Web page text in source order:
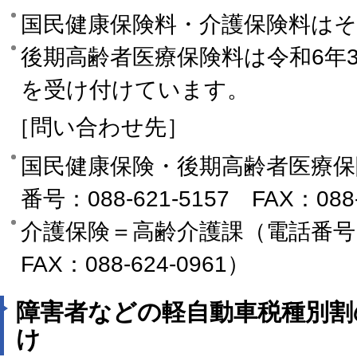
国民健康保険料・介護保険料は
後期高齢者医療保険料は令和6
を受け付けています。
［問い合わせ先］
国民健康保険・後期高齢者医療
番号：088-621-5157 FAX：
介護保険＝高齢介護課（電話
FAX：088-624-0961）
障害者などの軽自動車税種別
け